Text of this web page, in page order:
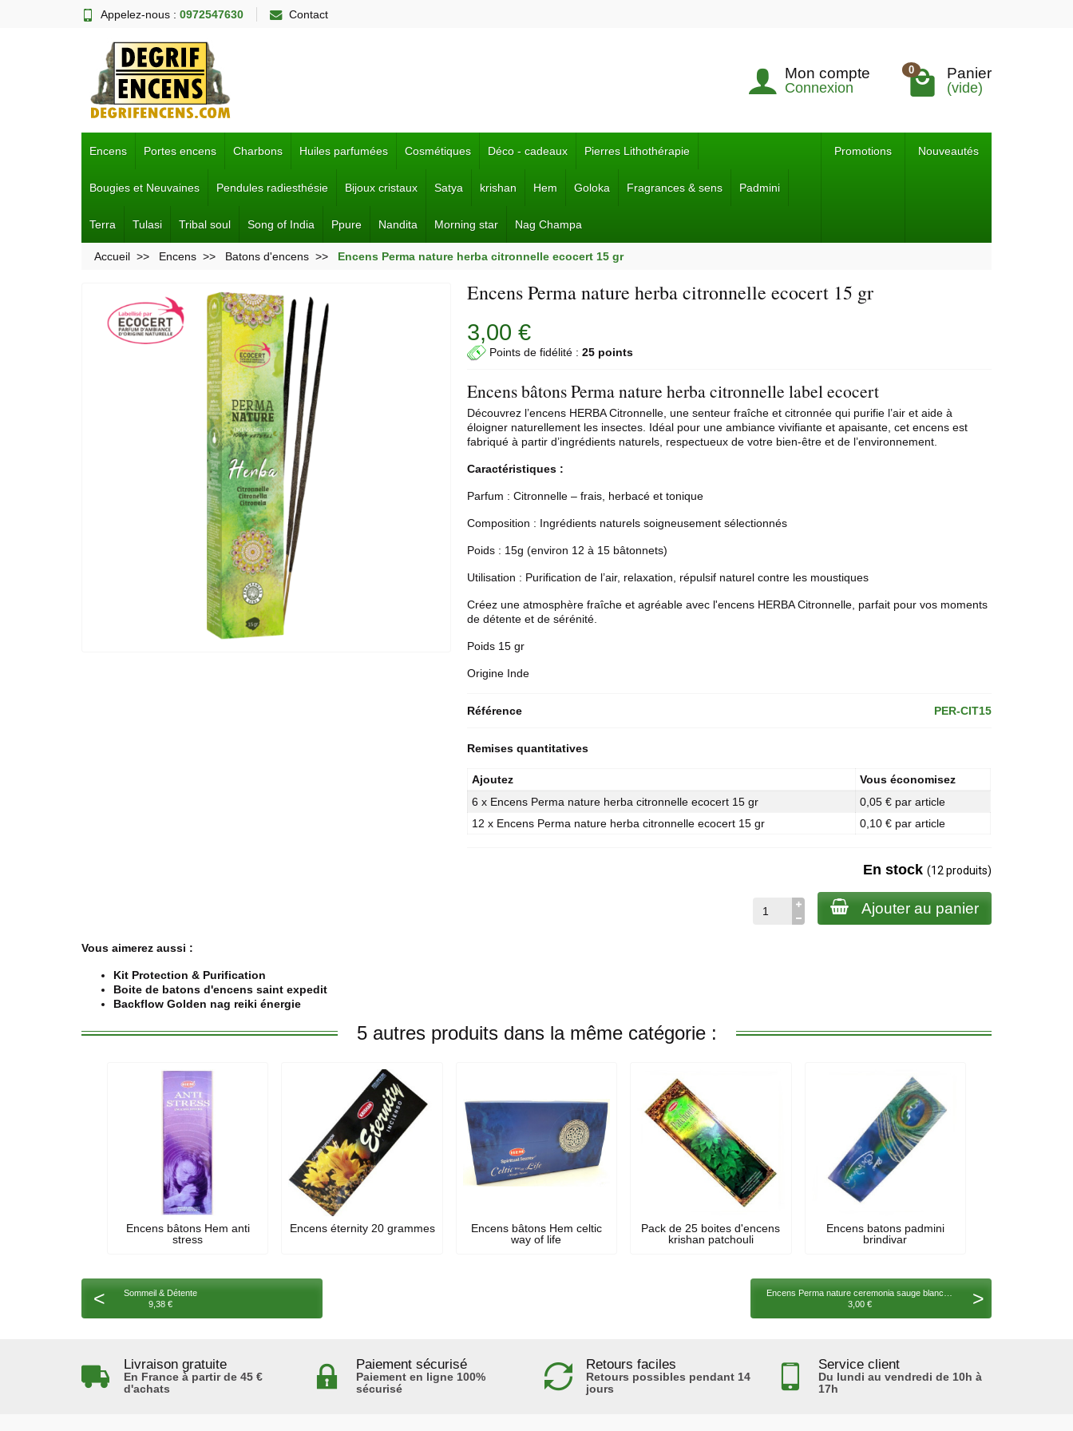
Appelez-nous : 0972547630 Contact
Mon compte
Connexion
0 Panier
(vide)
Encens Portes encens Charbons Huiles parfumées Cosmétiques Déco - cadeaux Pierres Lithothérapie
Bougies et Neuvaines Pendules radiesthésie Bijoux cristaux Satya krishan Hem Goloka Fragrances & sens Padmini
Terra Tulasi Tribal soul Song of India Ppure Nandita Morning star Nag Champa
Promotions Nouveautés
Accueil Encens Batons d'encens Encens Perma nature herba citronnelle ecocert 15 gr
Encens Perma nature herba citronnelle ecocert 15 gr
3,00 €
Points de fidélité :25 points
Encens bâtons Perma nature herba citronnelle label ecocert
Découvrez l’encens HERBA Citronnelle, une senteur fraîche et citronnée qui purifie l’air et aide à
éloigner naturellement les insectes. Idéal pour une ambiance vivifiante et apaisante, cet encens est
fabriqué à partir d’ingrédients naturels, respectueux de votre bien-être et de l’environnement.
Caractéristiques :
Parfum : Citronnelle – frais, herbacé et tonique
Composition : Ingrédients naturels soigneusement sélectionnés
Poids : 15g (environ 12 à 15 bâtonnets)
Utilisation : Purification de l’air, relaxation, répulsif naturel contre les moustiques
Créez une atmosphère fraîche et agréable avec l'encens HERBA Citronnelle, parfait pour vos moments
de détente et de sérénité.
Poids 15 gr
Origine Inde
Référence PER-CIT15
Remises quantitatives
Ajoutez
Vous économisez
6 x Encens Perma nature herba citronnelle ecocert 15 gr
0,05 € par article
12 x Encens Perma nature herba citronnelle ecocert 15 gr
0,10 € par article
En stock (12 produits)
Ajouter au panier
Vous aimerez aussi :
Kit Protection & Purification
Boite de batons d'encens saint expedit
Backflow Golden nag reiki énergie
5 autres produits dans la même catégorie :
Encens bâtons Hem anti
stress
Encens éternity 20 grammes
Encens bâtons Hem celtic
way of life
Pack de 25 boites d'encens
krishan patchouli
Encens batons padmini
brindivar
<
Sommeil & Détente
9,38 €
3,00 €
>
Livraison gratuite
En France à partir de 45 €
d'achats
Paiement sécurisé
Paiement en ligne 100%
sécurisé
Retours faciles
Retours possibles pendant 14
jours
Service client
Du lundi au vendredi de 10h à
17h